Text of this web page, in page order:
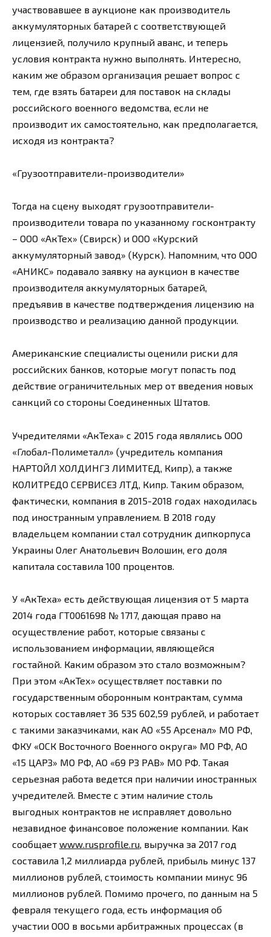
участвовавшее в аукционе как производитель
аккумуляторных батарей с соответствующей
лицензией, получило крупный аванс, и теперь
условия контракта нужно выполнять. Интересно,
каким же образом организация решает вопрос с
тем, где взять батареи для поставок на склады
российского военного ведомства, если не
производит их самостоятельно, как предполагается,
исходя из контракта?
«Грузоотправители-производители»
Тогда на сцену выходят грузоотправители-
производители товара по указанному госконтракту
– ООО «АкТех» (Свирск) и ООО «Курский
аккумуляторный завод» (Курск). Напомним, что ООО
«АНИКС» подавало заявку на аукцион в качестве
производителя аккумуляторных батарей,
предъявив в качестве подтверждения лицензию на
производство и реализацию данной продукции.
Американские специалисты оценили риски для
российских банков, которые могут попасть под
действие ограничительных мер от введения новых
санкций со стороны Соединенных Штатов.
Учредителями «АкТеха» с 2015 года являлись ООО
«Глобал-Полиметалл» (учредитель компания
НАРТОЙЛ ХОЛДИНГЗ ЛИМИТЕД, Кипр), а также
КОЛИТРЕДО СЕРВИСЕЗ ЛТД, Кипр. Таким образом,
фактически, компания в 2015-2018 годах находилась
под иностранным управлением. В 2018 году
владельцем компании стал сотрудник дипкорпуса
Украины Олег Анатольевич Волошин, его доля
капитала составила 100 процентов.
У «АкТеха» есть действующая лицензия от 5 марта
2014 года ГТ0061698 № 1717, дающая право на
осуществление работ, которые связаны с
использованием информации, являющейся
гостайной. Каким образом это стало возможным?
При этом «АкТех» осуществляет поставки по
государственным оборонным контрактам, сумма
которых составляет 36 535 602,59 рублей, и работает
с такими заказчиками, как АО «55 Арсенал» МО РФ,
ФКУ «ОСК Восточного Военного округа» МО РФ, АО
«15 ЦАРЗ» МО РФ, АО «69 РЗ РАВ» МО РФ. Такая
серьезная работа ведется при наличии иностранных
учредителей. Вместе с этим наличие столь
выгодных контрактов не исправляет довольно
незавидное финансовое положение компании. Как
сообщает www.rusprofile.ru , выручка за 2017 год
составила 1,2 миллиарда рублей, прибыль минус 137
миллионов рублей, стоимость компании минус 96
миллионов рублей. Помимо прочего, по данным на 5
февраля текущего года, есть информация об
участии ООО в восьми арбитражных процессах (в